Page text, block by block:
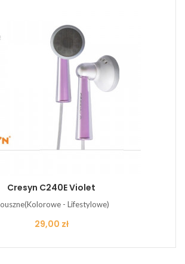
Cresyn C240E Violet
- Lifestylowe)
Cena
29,00 zł